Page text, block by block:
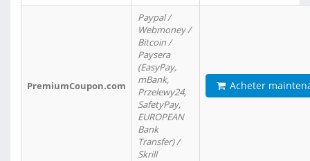
PremiumCoupon.com
Paypal /
Webmoney /
Bitcoin /
Paysera
(EasyPay,
mBank,
Przelewy24,
SafetyPay,
EUROPEAN
Bank
Transfer) /
Skrill
Acheter